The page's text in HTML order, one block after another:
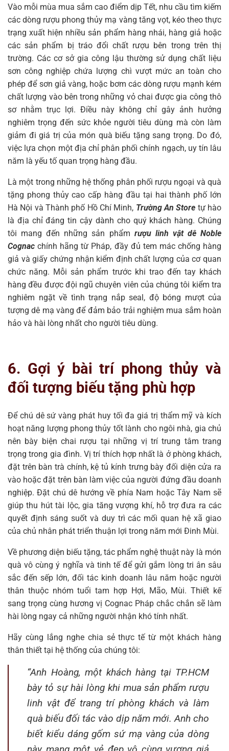
Vào mỗi mùa mua sắm cao điểm dịp Tết, nhu cầu tìm kiếm
các dòng rượu phong thủy mạ vàng tăng vọt, kéo theo thực
trạng xuất hiện nhiều sản phẩm hàng nhái, hàng giả hoặc
các sản phẩm bị tráo đổi chất rượu bên trong trên thị
trường. Các cơ sở gia công lậu thường sử dụng chất liệu
sơn công nghiệp chứa lượng chì vượt mức an toàn cho
phép để sơn giả vàng, hoặc bơm các dòng rượu mạnh kém
chất lượng vào bên trong những vỏ chai được gia công thô
sơ nhằm trục lợi. Điều này không chỉ gây ảnh hưởng
nghiêm trọng đến sức khỏe người tiêu dùng mà còn làm
giảm đi giá trị của món quà biếu tặng sang trọng. Do đó,
việc lựa chọn một địa chỉ phân phối chính ngạch, uy tín lâu
năm là yếu tố quan trọng hàng đầu.
Là một trong những hệ thống phân phối rượu ngoại và quà
tặng phong thủy cao cấp hàng đầu tại hai thành phố lớn
Hà Nội và Thành phố Hồ Chí Minh, Trường An Store tự hào
là địa chỉ đáng tin cậy dành cho quý khách hàng. Chúng
tôi mang đến những sản phẩm rượu linh vật dê Noble
Cognac chính hãng từ Pháp, đầy đủ tem mác chống hàng
giả và giấy chứng nhận kiểm định chất lượng của cơ quan
chức năng. Mỗi sản phẩm trước khi trao đến tay khách
hàng đều được đội ngũ chuyên viên của chúng tôi kiểm tra
nghiêm ngặt về tình trạng nắp seal, độ bóng mượt của
tượng dê mạ vàng để đảm bảo trải nghiệm mua sắm hoàn
hảo và hài lòng nhất cho người tiêu dùng.
6. Gợi ý bài trí phong thủy và
đối tượng biếu tặng phù hợp
Để chú dê sứ vàng phát huy tối đa giá trị thẩm mỹ và kích
hoạt năng lượng phong thủy tốt lành cho ngôi nhà, gia chủ
nên bày biện chai rượu tại những vị trí trung tâm trang
trọng trong gia đình. Vị trí thích hợp nhất là ở phòng khách,
đặt trên bàn trà chính, kệ tủ kính trưng bày đối diện cửa ra
vào hoặc đặt trên bàn làm việc của người đứng đầu doanh
nghiệp. Đặt chú dê hướng về phía Nam hoặc Tây Nam sẽ
giúp thu hút tài lộc, gia tăng vượng khí, hỗ trợ đưa ra các
quyết định sáng suốt và duy trì các mối quan hệ xã giao
của chủ nhân phát triển thuận lợi trong năm mới Đinh Mùi.
Về phương diện biếu tặng, tác phẩm nghệ thuật này là món
quà vô cùng ý nghĩa và tinh tế để gửi gắm lòng tri ân sâu
sắc đến sếp lớn, đối tác kinh doanh lâu năm hoặc người
thân thuộc nhóm tuổi tam hợp Hợi, Mão, Mùi. Thiết kế
sang trọng cùng hương vị Cognac Pháp chắc chắn sẽ làm
hài lòng ngay cả những người nhận khó tính nhất.
Hãy cùng lắng nghe chia sẻ thực tế từ một khách hàng
thân thiết tại hệ thống của chúng tôi:
“Anh Hoàng, một khách hàng tại TP.HCM
bày tỏ sự hài lòng khi mua sản phẩm rượu
linh vật để trang trí phòng khách và làm
quà biếu đối tác vào dịp năm mới. Anh cho
biết kiểu dáng gốm sứ mạ vàng của dòng